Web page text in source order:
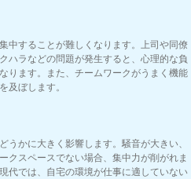
中することが難しくなります。上司や同僚
ハラなどの問題が発生すると、心理的な負
ります。また、チームワークがうまく機能
及ぼします。
うかに大きく影響します。騒音が大きい、
クスペースでない場合、集中力が削がれま
代では、自宅の環境が仕事に適していない